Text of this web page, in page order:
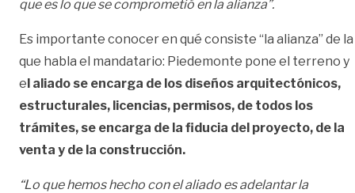
que es lo que se comprometió en la alianza”.
Es importante conocer en qué consiste “la alianza” de la
que habla el mandatario: Piedemonte pone el terreno y
el aliado se encarga de los diseños arquitectónicos,
estructurales, licencias, permisos, de todos los
trámites, se encarga de la fiducia del proyecto, de la
venta y de la construcción.
“Lo que hemos hecho con el aliado es adelantar la